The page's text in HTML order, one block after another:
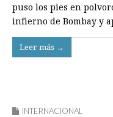
puso los pies en
infierno de Bombay y
Leer más →
INTERNACIONAL